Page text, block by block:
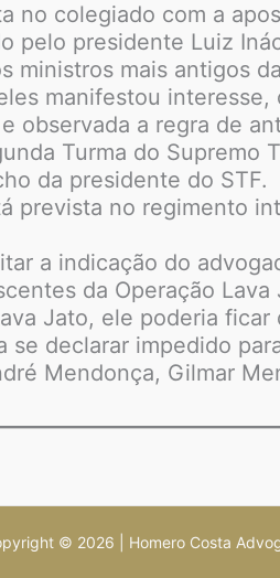
no colegiado com a
pelo presidente Luiz
ministros mais antigos
manifestou
observada a regra de
Turma do Supremo
da presidente do STF.
prevista no regimento
a indicação do
da Operação
Jato, ele poderia
declarar impedido
Mendonça, Gilmar
© 2026 | Homero Costa